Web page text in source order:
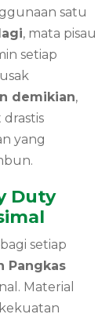
satu
, mata pisau
setiap
demikian,
yang
Duty
setiap
Pangkas
Material